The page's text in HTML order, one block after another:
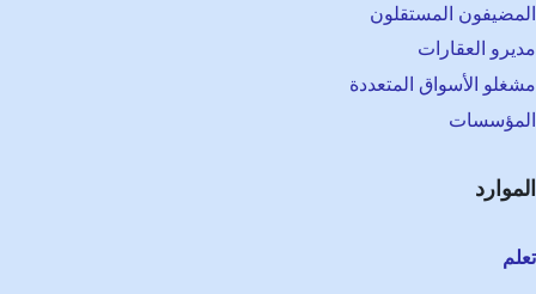
المضيفون المستقلون
مديرو العقارات
مشغلو الأسواق المتعددة
المؤسسات
الموارد
تعلم